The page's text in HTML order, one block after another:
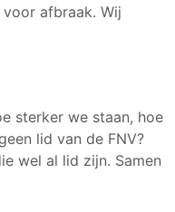
afbraak. Wij
sterker we staan, hoe
lid van de FNV?
wel al lid zijn. Samen